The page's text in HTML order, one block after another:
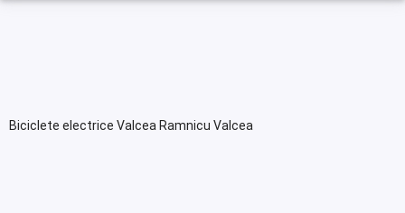
Biciclete electrice Valcea Ramnicu Valcea